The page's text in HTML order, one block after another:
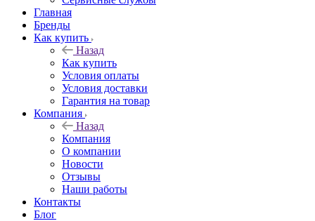
Главная
Бренды
Как купить
Назад
Как купить
Условия оплаты
Условия доставки
Гарантия на товар
Компания
Назад
Компания
О компании
Новости
Отзывы
Наши работы
Контакты
Блог